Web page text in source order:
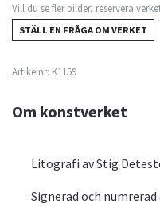
Vill du se fler bilder, reservera
STÄLL EN FRÅGA OM VERKET
Artikelnr: K1159
Om konstverket
Litografi av Stig
Signerad och